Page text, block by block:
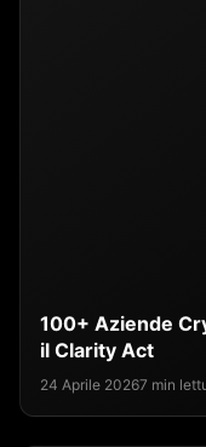
100+ Aziende
il Clarity Act
24 Aprile 20267 min